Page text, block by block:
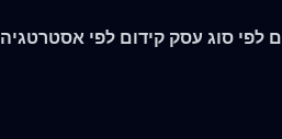
לפי סוג עסק קידום לפי אסטרטגיה